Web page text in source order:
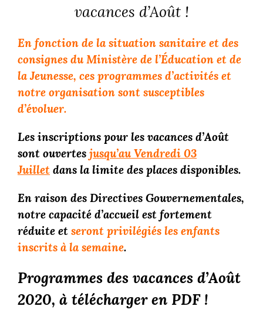
vacances d’Août !
En fonction de la situation sanitaire et des
consignes du Ministère de l’Éducation et de
la Jeunesse, ces programmes d’activités et
notre organisation sont susceptibles
d’évoluer.
Les inscriptions pour les vacances d’Août
sont ouvertes jusqu’au Vendredi 03
Juillet dans la limite des places disponibles.
En raison des Directives Gouvernementales,
notre capacité d’accueil est fortement
réduite et seront privilégiés les enfants
inscrits à la semaine.
Programmes des vacances d’Août
2020, à télécharger en PDF !